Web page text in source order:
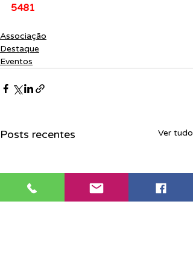
5481
Associação
Destaque
Eventos
Posts recentes Ver tudo